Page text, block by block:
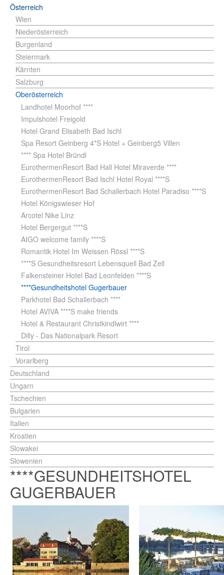
Österreich
Wien
Niederösterreich
Burgenland
Steiermark
Kärnten
Salzburg
Oberösterreich
Landhotel Moorhof ****
Impulshotel Freigold
Hotel Grand Elisabeth Bad Ischl
Spa Resort Geinberg 4*S Hotel + Geinberg5 Villen
**** Spa Hotel Bründl
EurothermenResort Bad Hall Hotel Miraverde ****
EurothermenResort Bad Ischl Hotel Royal ****S
EurothermenResort Bad Schallerbach Hotel Paradiso ****S
Hotel Königswieser Hof
Arcotel Nike Linz
Hotel Bergergut ****S
AIGO welcome family ****S
Romantik Hotel Im Weissen Rössl ****S
****S Gesundheitsresort Lebensquell Bad Zell
Falkensteiner Hotel Bad Leonfelden ****S
****Gesundheitshotel Gugerbauer
Parkhotel Bad Schallerbach ****
Hotel AVIVA ****S make friends
Hotel & Restaurant Christkindlwirt ****
Dilly - Das Nationalpark Resort
Tirol
Vorarlberg
Deutschland
Ungarn
Tschechien
Bulgarien
Italien
Kroatien
Slowakei
Slowenien
****GESUNDHEITSHOTEL
GUGERBAUER